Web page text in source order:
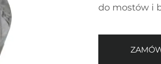
do mostów i